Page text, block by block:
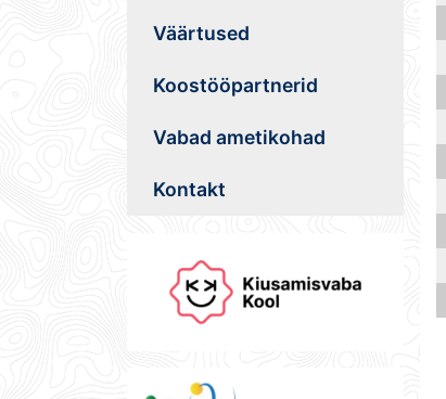
Väärtused
Koostööpartnerid
Vabad ametikohad
Kontakt